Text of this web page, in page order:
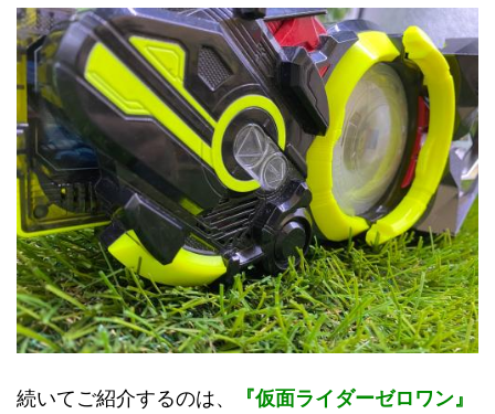
続いてご紹介するのは、
『仮面ライダーゼロワン』